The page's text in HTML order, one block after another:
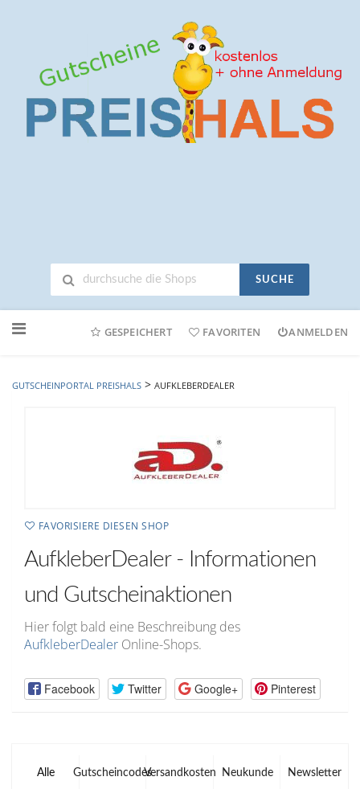
SUCHE
Online-
GESPEICHERT FAVORITEN ANMELDEN
GUTSCHEINPORTAL PREISHALS > AUFKLEBERDEALER
FAVORISIERE DIESEN SHOP
AufkleberDealer - Informationen
und Gutscheinaktionen
Hier folgt bald eine Beschreibung des
AufkleberDealer Online-Shops.
Facebook Twitter Google+ Pinterest
Alle GutscheincodesVersandkosten Neukunde Newsletter